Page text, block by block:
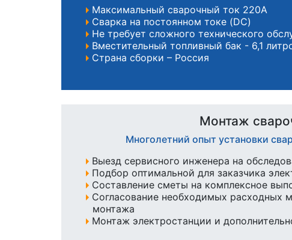
Максимальный сварочный ток 220А
Сварка на постоянном токе (DC)
Не требует сложного технического
Вместительный топливный бак - 6,1
Страна сборки – Россия
Монтаж
Многолетний опыт установки
Выезд сервисного инженера на
Подбор оптимальной для заказчика
Составление сметы на комплексное
Согласование необходимых расходных
монтажа
Монтаж электростанции и